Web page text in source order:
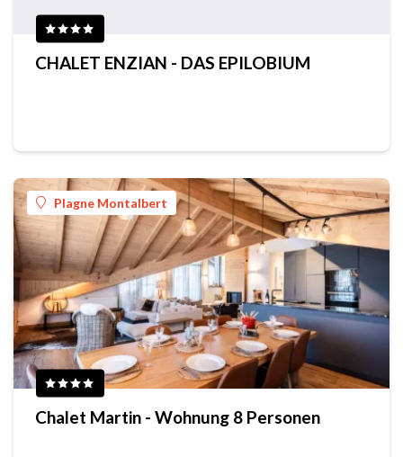
CHALET ENZIAN - DAS EPILOBIUM
Plagne Montalbert
Chalet Martin - Wohnung 8 Personen